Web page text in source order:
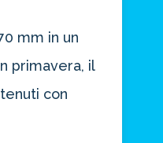
mm in un
primavera, il
con